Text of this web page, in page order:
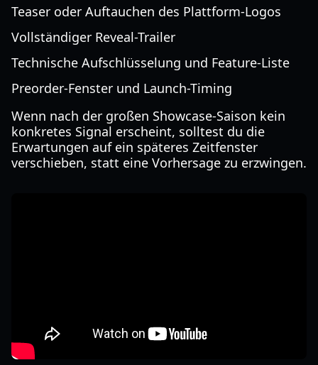
Teaser oder Auftauchen des Plattform-Logos
Vollständiger Reveal-Trailer
Technische Aufschlüsselung und Feature-Liste
Preorder-Fenster und Launch-Timing
Wenn nach der großen Showcase-Saison kein
konkretes Signal erscheint, solltest du die
Erwartungen auf ein späteres Zeitfenster
verschieben, statt eine Vorhersage zu erzwingen.